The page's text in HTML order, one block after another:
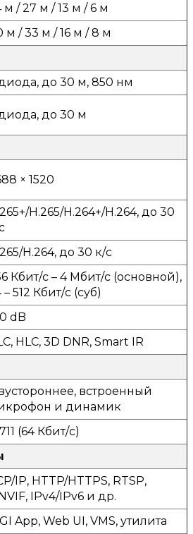
м / 27 м / 13 м / 6 м
м / 33 м / 16 м / 8 м
до 30 м, 850 нм
до 30 м
× 1520
H.265/H.264+/H.264, до 30
H.264, до 30 к/с
Кбит/с – 4 Мбит/с (основной),
– 512 Кбит/с (суб)
dB
HLC, 3D DNR, Smart IR
встроенный
и динамик
(64 Кбит/с)
IP, HTTP/HTTPS, RTSP,
IPv4/IPv6 и др.
App, Web UI, VMS, утилита